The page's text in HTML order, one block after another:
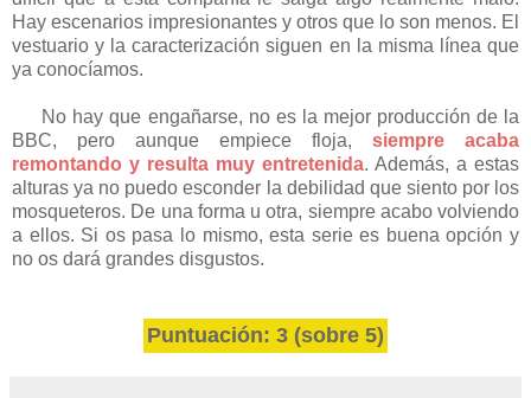
Hay escenarios impresionantes y otros que lo son menos. El
vestuario y la caracterización siguen en la misma línea que
ya conocíamos.
No hay que engañarse, noes la mejor producción de la
BBC, pero aunque empiece floja, siempre acaba
remontando y resulta muy entretenida. Además, a estas
alturas ya no puedo esconder la debilidad que siento por los
mosqueteros. De una forma u otra, siempre acabo volviendo
a ellos. Si os pasa lo mismo, esta serie es buena opción y
no os dará grandes disgustos.
Puntuación: 3 (sobre 5)